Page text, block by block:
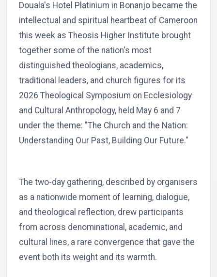
Douala's Hotel Platinium in Bonanjo became the
intellectual and spiritual heartbeat of Cameroon
this week as Theosis Higher Institute brought
together some of the nation's most
distinguished theologians, academics,
traditional leaders, and church figures for its
2026 Theological Symposium on Ecclesiology
and Cultural Anthropology, held May 6 and 7
under the theme: "The Church and the Nation:
Understanding Our Past, Building Our Future."
The two-day gathering, described by organisers
as a nationwide moment of learning, dialogue,
and theological reflection, drew participants
from across denominational, academic, and
cultural lines, a rare convergence that gave the
event both its weight and its warmth.